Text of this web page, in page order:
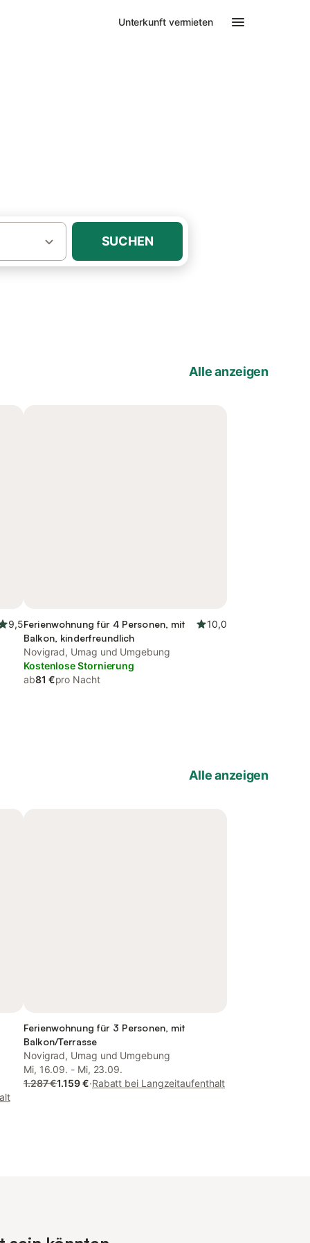
Unterkunft vermieten
SUCHEN
Alle anzeigen
9,5Ferienwohnung für 4 Personen, mit
Balkon, kinderfreundlich
10,0
Novigrad, Umag und Umgebung
Kostenlose Stornierung
ab81 €pro Nacht
Alle anzeigen
Ferienwohnung für 3 Personen, mit
Balkon/Terrasse
Novigrad, Umag und Umgebung
Mi, 16.09. - Mi, 23.09.
1.287 €1.159 €·Rabatt bei Langzeitaufenthalt